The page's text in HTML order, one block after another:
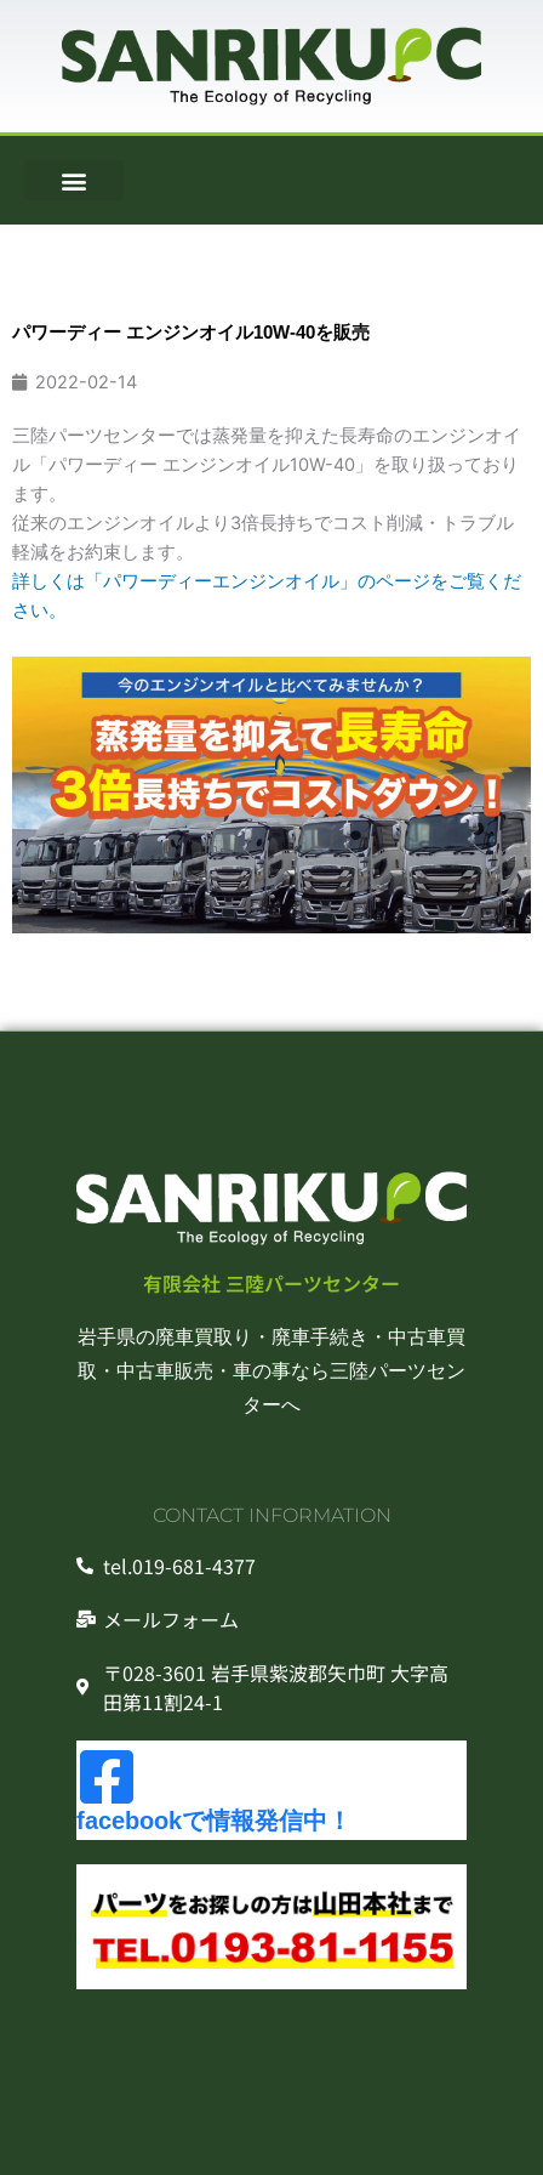
キ
パワーディー エンジンオイル10W-40を販売
2022-02-14
三陸パーツセンターでは蒸発量を抑えた長寿命のエンジンオイ
ル「パワーディー エンジンオイル10W-40」を取り扱っており
ます。
従来のエンジンオイルより3倍長持ちでコスト削減・トラブル
軽減をお約束します。
詳しくは「パワーディーエンジンオイル」のページをご覧くだ
さい。
有限会社 三陸パーツセンター
岩手県の廃車買取り・廃車手続き・中古車買
取・中古車販売・車の事なら三陸パーツセン
ターへ
CONTACT INFORMATION
tel.019-681-4377
メールフォーム
〒028-3601 岩手県紫波郡矢巾町 大字高
田第11割24-1
facebookで情報発信中！